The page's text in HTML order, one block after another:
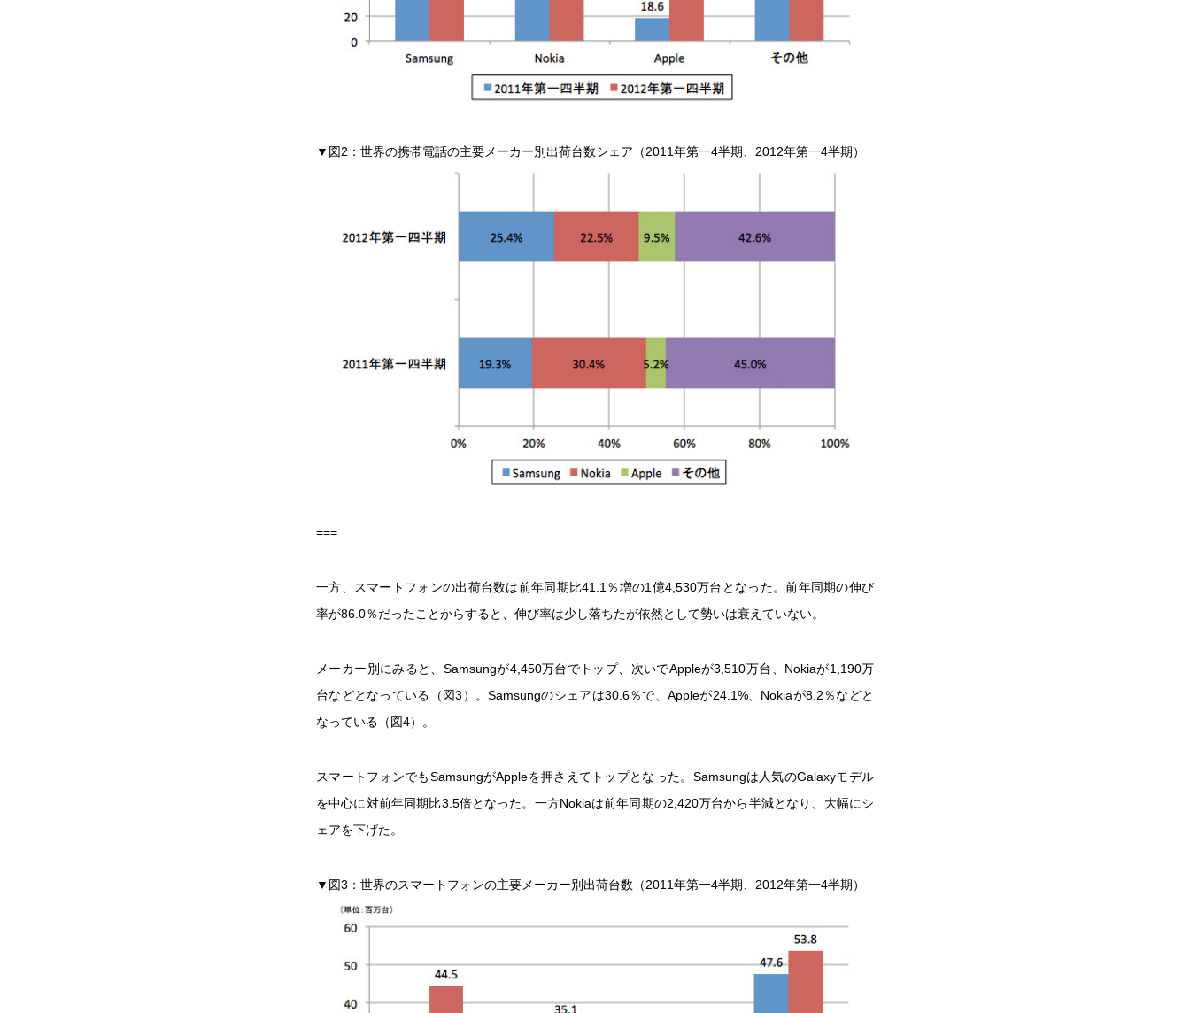
▼図2：世界の携帯電話の主要メーカー別出荷台数シェア（2011年第一4半期、2012年第一4半期）
===
一方、スマートフォンの出荷台数は前年同期比41.1％増の1億4,530万台となった。前年同期の伸び
率が86.0％だったことからすると、伸び率は少し落ちたが依然として勢いは衰えていない。
メーカー別にみると、Samsungが4,450万台でトップ、次いでAppleが3,510万台、Nokiaが1,190万
台などとなっている（図3）。Samsungのシェアは30.6％で、Appleが24.1%、Nokiaが8.2％などと
なっている（図4）。
スマートフォンでもSamsungがAppleを押さえてトップとなった。Samsungは人気のGalaxyモデル
を中心に対前年同期比3.5倍となった。一方Nokiaは前年同期の2,420万台から半減となり、大幅にシ
ェアを下げた。
▼図3：世界のスマートフォンの主要メーカー別出荷台数（2011年第一4半期、2012年第一4半期）